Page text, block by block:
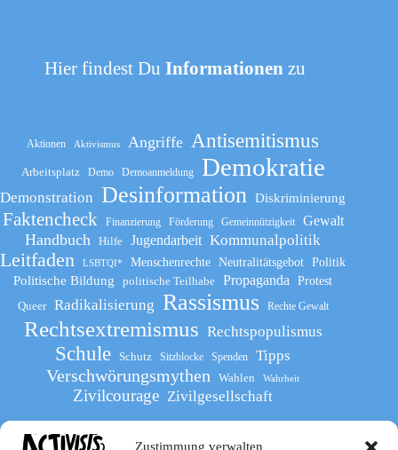
Zustimmung verwalten
Hier findest DuInformationen zu
Aktionen Aktivismus Angriffe Antisemitismus
Arbeitsplatz Demo Demoanmeldung Demokratie
Demonstration Desinformation Diskriminierung
Faktencheck Finanzierung Förderung Gemeinnützigkeit Gewalt
Handbuch Hilfe Jugendarbeit Kommunalpolitik
Leitfaden LSBTQI* Menschenrechte Neutralitätsgebot Politik
Politische Bildung politische Teilhabe Propaganda
Protest
Queer
Radikalisierung Rassismus Rechte Gewalt
Rechtsextremismus Rechtspopulismus
Schule Schutz Sitzblocke Spenden Tipps
Verschwörungsmythen Wahlen Wahrheit
Zivilcourage Zivilgesellschaft